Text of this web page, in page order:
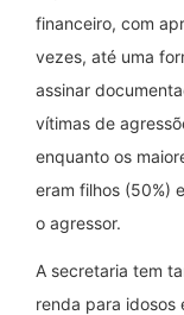
financeiro, com
vezes, até uma
assinar
vítimas de
enquanto os
eram filhos (50%)
o agressor.
A secretaria tem
renda para idosos